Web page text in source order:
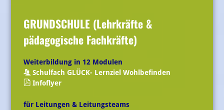
GRUNDSCHULE (Lehrkräfte &
pädagogische Fachkräfte)
Weiterbildung in 12 Modulen
Schulfach GLÜCK- Lernziel Wohlbefinden
Infoflyer
für Leitungen & Leitungsteams